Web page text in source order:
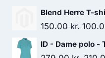
price
was:
Blend Herre T-
150.00kr.
price
was:
ID - Dame polo -